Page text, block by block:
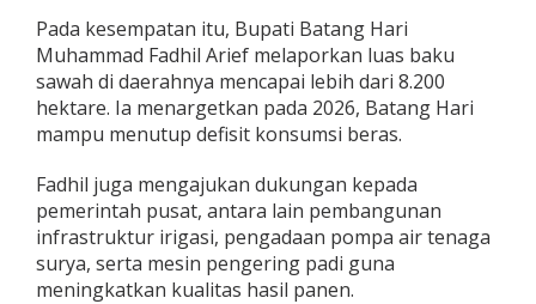
i
n
o
Pada kesempatan itu, Bupati Batang Hari
Muhammad Fadhil Arief melaporkan luas baku
sawah di daerahnya mencapai lebih dari 8.200
hektare. Ia menargetkan pada 2026, Batang Hari
mampu menutup defisit konsumsi beras.
Fadhil juga mengajukan dukungan kepada
pemerintah pusat, antara lain pembangunan
infrastruktur irigasi, pengadaan pompa air tenaga
surya, serta mesin pengering padi guna
meningkatkan kualitas hasil panen.